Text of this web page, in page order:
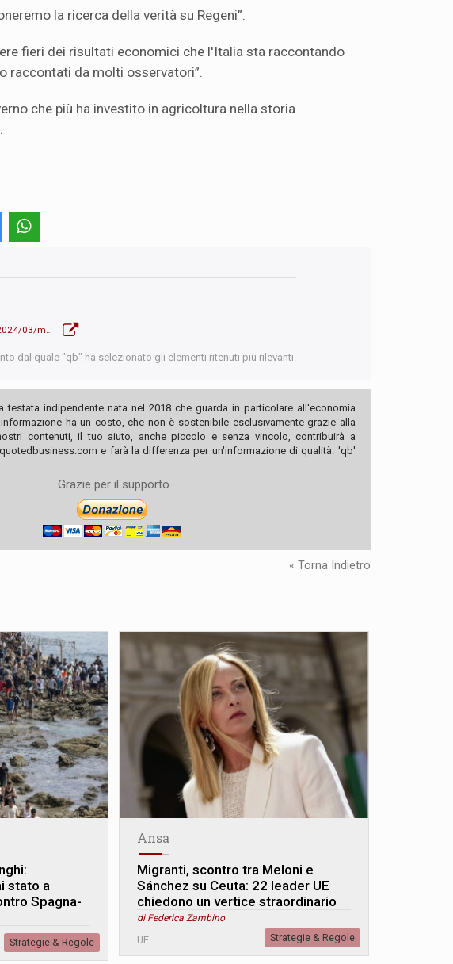
la ricerca della verità su Regeni”.
fieri dei risultati economici che l'Italia sta raccontando
raccontati da molti osservatori”.
che più ha investito in agricoltura nella storia
www.rainews.it/articoli/2024/03/meloni-al-senato-la-relazione-in-vista-del-consiglio-europeo--0a4176e7-5d17-4d49-9c6a-ce13c2123dbe.html
dal quale "qb" ha selezionato gli elementi ritenuti più rilevanti.
testata indipendente nata nel 2018 che guarda in particolare all'economia
ha un costo, che non è sostenibile esclusivamente grazie alla
contenuti, il tuo aiuto, anche piccolo e senza vincolo, contribuirà a
e farà la differenza per un'informazione di qualità. 'qb'
Grazie per il supporto
« Torna Indietro
stato a
Spagna-
Strategie & Regole
Ansa
Migranti, scontro tra Meloni e
Sánchez su Ceuta: 22 leader UE
chiedono un vertice straordinario
di Federica Zambino
UE Strategie & Regole